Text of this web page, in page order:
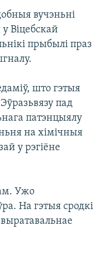
вучэньні
Віцебскай
прыбылі праз
што гэтыя
пад
патэнцыялу
на хімічныя
у рэгіёне
Ужо
На гэтыя сродкі